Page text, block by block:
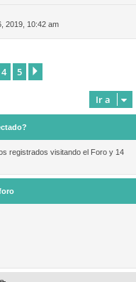
2019, 10:42 am
4 5
Ir a
registrados visitando el Foro y 14